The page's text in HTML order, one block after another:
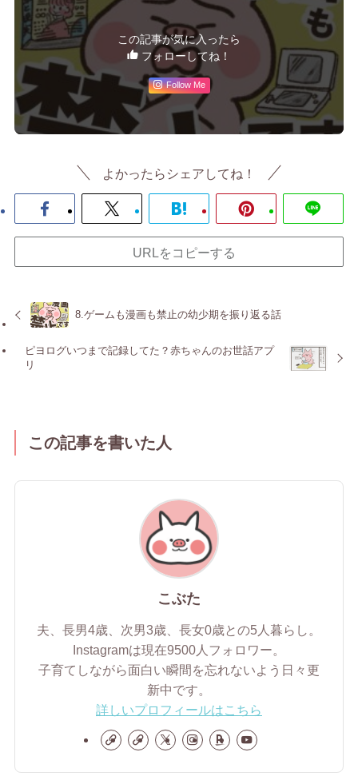
この記事が気に入ったら
フォローしてね！
Follow Me
よかったらシェアしてね！
URLをコピーする
8.ゲームも漫画も禁止の幼少期を振り返る話
ピヨログいつまで記録してた？赤ちゃんのお世話アプ
リ
この記事を書いた人
こぶた
夫、長男4歳、次男3歳、長女0歳との5人暮らし。
Instagramは現在9500人フォロワー。
子育てしながら面白い瞬間を忘れないよう日々更
新中です。
詳しいプロフィールはこちら